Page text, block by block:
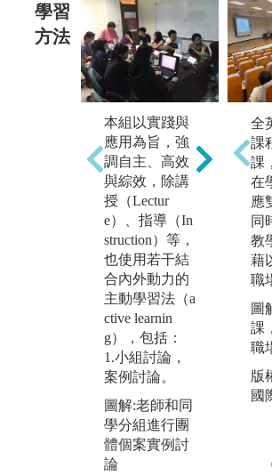
學習
方法
本組以實踐與
應用為旨，強
調自主、高效
與綜效，除講
授（Lectur
e）、指導（In
struction）等，
也使用若干結
合內外動力的
主動學習法（a
ctive learnin
g），包括：
1.小組討論，
案例討論。
圖解:老師和同
學分組進行團
體個案實例討
論
2.
與研
主
圖
師
小
案
全
課
課
在
應
同
教
藉
職
圖
課
職
版
國